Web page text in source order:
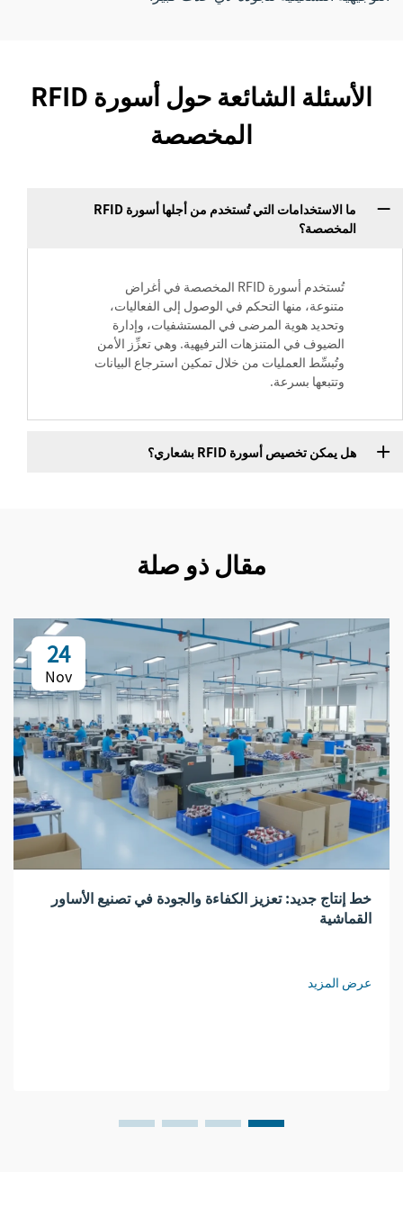
الأسئلة الشائعة حول أسورة RFID
المخصصة
ما الاستخدامات التي تُستخدم من أجلها أسورة RFID
المخصصة؟
تُستخدم أسورة RFID المخصصة في أغراض
متنوعة، منها التحكم في الوصول إلى الفعاليات،
وتحديد هوية المرضى في المستشفيات، وإدارة
الضيوف في المتنزهات الترفيهية. وهي تعزِّز الأمن
وتُبسِّط العمليات من خلال تمكين استرجاع البيانات
وتتبعها بسرعة.
هل يمكن تخصيص أسورة RFID بشعاري؟
مقال ذو صلة
24
Nov
خط إنتاج جديد: تعزيز الكفاءة والجودة في تصنيع الأساور
القماشية
عرض المزيد